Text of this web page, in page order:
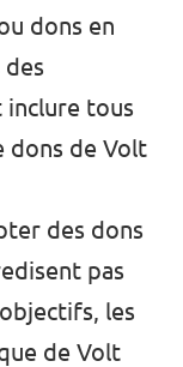
dons en
inclure tous
dons de Volt
des dons
pas
les
de Volt